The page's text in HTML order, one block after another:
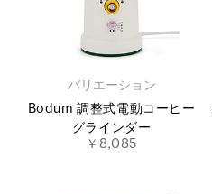
バリエーション
Bodum 調整式電動コーヒー
グラインダー
￥8,085